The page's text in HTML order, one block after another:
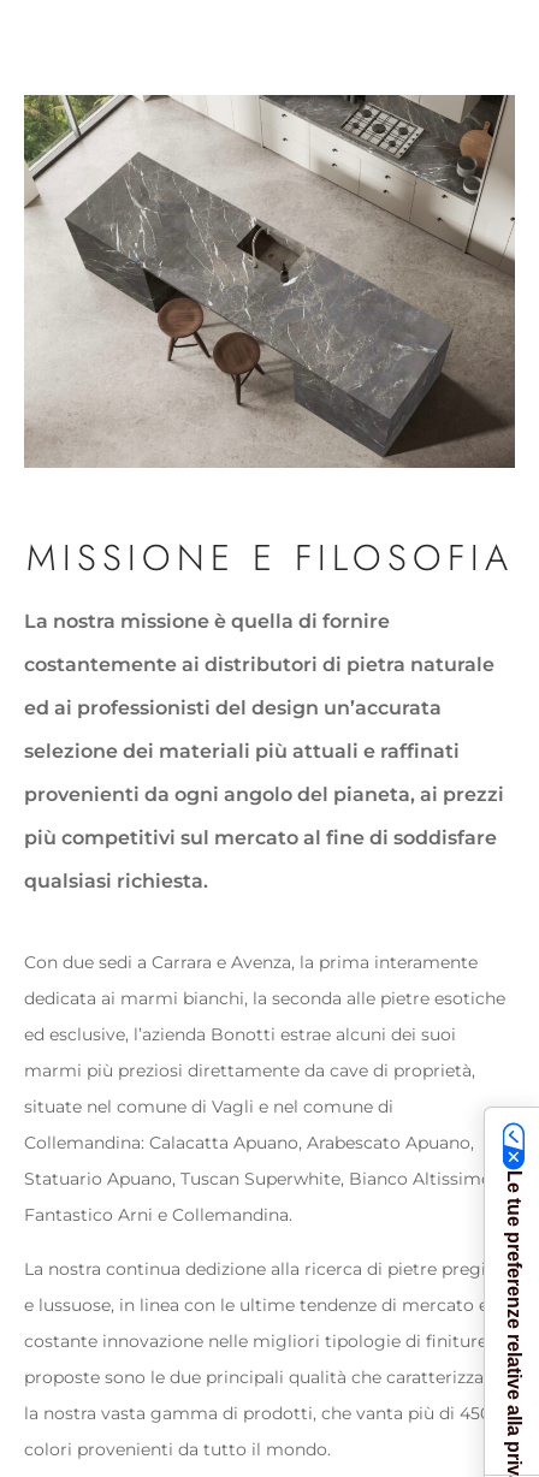
MISSIONE E FILOSOFIA
La nostra missione è quella di fornire
costantemente ai distributori di pietra naturale
ed ai professionisti del design un’accurata
selezione dei materiali più attuali e raffinati
provenienti da ogni angolo del pianeta, ai prezzi
più competitivi sul mercato al fine di soddisfare
qualsiasi richiesta.
Con due sedi a Carrara e Avenza, la prima interamente
dedicata ai marmi bianchi, la seconda alle pietre esotiche
ed esclusive, l’azienda Bonotti estrae alcuni dei suoi
marmi più preziosi direttamente da cave di proprietà,
situate nel comune di Vagli e nel comune di
Collemandina: Calacatta Apuano, Arabescato Apuano,
Statuario Apuano, Tuscan Superwhite, Bianco Altissimo,
Fantastico Arni e Collemandina.
La nostra continua dedizione alla ricerca di pietre pregiate
e lussuose, in linea con le ultime tendenze di mercato e la
costante innovazione nelle migliori tipologie di finiture
proposte sono le due principali qualità che caratterizzano
la nostra vasta gamma di prodotti, che vanta più di 450
colori provenienti da tutto il mondo.
Le tue preferenze relative alla privacy